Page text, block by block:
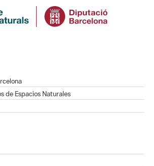
de Espacios Naturales